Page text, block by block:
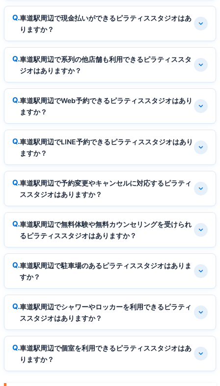
車道駅周辺で現金払いができるピラティススタジオはあ
りますか？
車道駅周辺で系列の他店舗も利用できるピラティススタ
ジオはありますか？
車道駅周辺でWeb予約できるピラティススタジオはあり
ますか？
車道駅周辺でLINE予約できるピラティススタジオはあり
ますか？
車道駅周辺で予約変更やキャンセルに対応するピラティ
ススタジオはありますか？
車道駅周辺で無料体験や無料カウンセリングを受けられ
るピラティススタジオはありますか？
車道駅周辺で駐車場のあるピラティススタジオはありま
すか？
車道駅周辺でシャワーやロッカーを利用できるピラティ
ススタジオはありますか？
車道駅周辺で個室を利用できるピラティススタジオはあ
りますか？